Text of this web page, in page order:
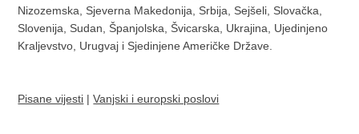
Nizozemska, Sjeverna Makedonija, Srbija, Sejšeli, Slovačka,
Slovenija, Sudan, Španjolska, Švicarska, Ukrajina, Ujedinjeno
Kraljevstvo, Urugvaj i Sjedinjene Američke Države.
Pisane vijesti |Vanjski i europski poslovi